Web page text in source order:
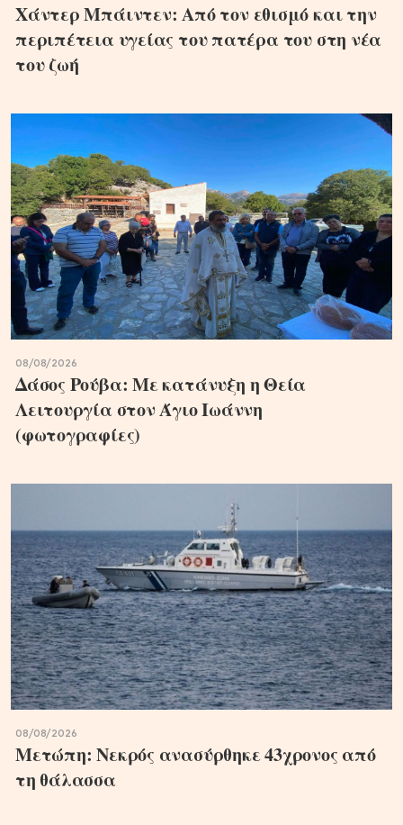
Χάντερ Μπάιντεν: Από τον εθισμό και την
περιπέτεια υγείας του πατέρα του στη νέα
του ζωή
08/08/2026
Δάσος Ρούβα: Με κατάνυξη η Θεία
Λειτουργία στον Άγιο Ιωάννη
(φωτογραφίες)
08/08/2026
Μετώπη: Νεκρός ανασύρθηκε 43χρονος από
τη θάλασσα